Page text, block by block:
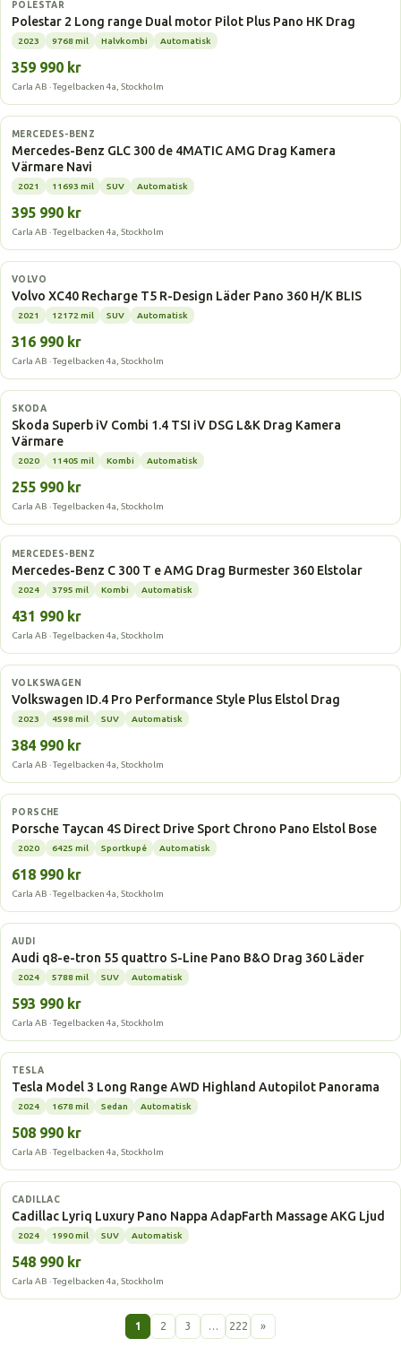
Elbil
POLESTAR
Polestar 2 Long range Dual motor Pilot Plus Pano HK Drag
2023 9768 mil Halvkombi Automatisk
359 990 kr
Carla AB · Tegelbacken 4a, Stockholm
Laddhybrid
MERCEDES-BENZ
Mercedes-Benz GLC 300 de 4MATIC AMG Drag Kamera
Värmare Navi
2021 11693 mil SUV Automatisk
395 990 kr
Carla AB · Tegelbacken 4a, Stockholm
Laddhybrid
VOLVO
Volvo XC40 Recharge T5 R-Design Läder Pano 360 H/K BLIS
2021 12172 mil SUV Automatisk
316 990 kr
Carla AB · Tegelbacken 4a, Stockholm
Laddhybrid
SKODA
Skoda Superb iV Combi 1.4 TSI iV DSG L&K Drag Kamera
Värmare
2020 11405 mil Kombi Automatisk
255 990 kr
Carla AB · Tegelbacken 4a, Stockholm
Laddhybrid
MERCEDES-BENZ
Mercedes-Benz C 300 T e AMG Drag Burmester 360 Elstolar
2024 3795 mil Kombi Automatisk
431 990 kr
Carla AB · Tegelbacken 4a, Stockholm
Elbil
VOLKSWAGEN
Volkswagen ID.4 Pro Performance Style Plus Elstol Drag
2023 4598 mil SUV Automatisk
384 990 kr
Carla AB · Tegelbacken 4a, Stockholm
Elbil
PORSCHE
Porsche Taycan 4S Direct Drive Sport Chrono Pano Elstol Bose
2020 6425 mil Sportkupé Automatisk
618 990 kr
Carla AB · Tegelbacken 4a, Stockholm
Elbil
AUDI
Audi q8-e-tron 55 quattro S-Line Pano B&O Drag 360 Läder
2024 5788 mil SUV Automatisk
593 990 kr
Carla AB · Tegelbacken 4a, Stockholm
Elbil
TESLA
Tesla Model 3 Long Range AWD Highland Autopilot Panorama
2024 1678 mil Sedan Automatisk
508 990 kr
Carla AB · Tegelbacken 4a, Stockholm
Elbil
CADILLAC
Cadillac Lyriq Luxury Pano Nappa AdapFarth Massage AKG Ljud
2024 1990 mil SUV Automatisk
548 990 kr
Carla AB · Tegelbacken 4a, Stockholm
1 2 3 … 222 »